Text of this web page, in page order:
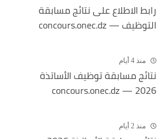
رابط الاطلاع على نتائج مسابقة
التوظيف — concours.onec.dz
منذ 4 أيام
نتائج مسابقة توظيف الأساتذة
2026 — concours.onec.dz
منذ 2 أيام